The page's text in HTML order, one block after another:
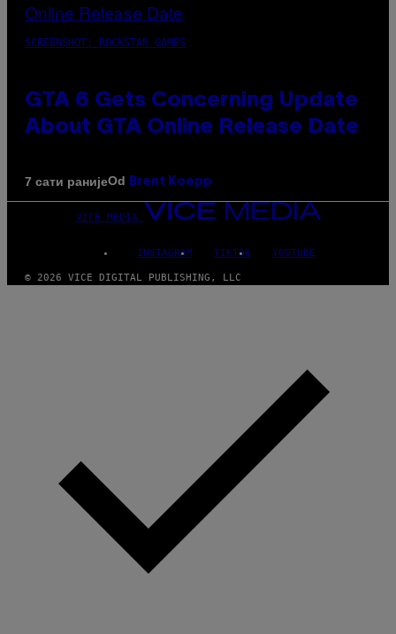
SCREENSHOT: ROCKSTAR GAMES
GTA 6 Gets Concerning Update
About GTA Online Release Date
7 сати ранијеOd Brent Koepp
VICE MEDIA
INSTAGRAM TIKTOK YOUTUBE
© 2026 VICE DIGITAL PUBLISHING, LLC